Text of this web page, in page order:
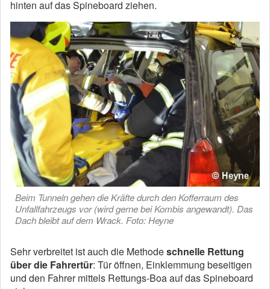
hinten auf das Spineboard ziehen.
Beim Tunneln gehen die Kräfte durch den Kofferraum des
Unfallfahrzeugs vor (wird gerne bei Kombis angewandt). Das
Dach bleibt auf dem Wrack. Foto: Heyne
Sehr verbreitet ist auch die Methodeschnelle Rettung
über die Fahrertür: Tür öffnen, Einklemmung beseitigen
und den Fahrer mittels Rettungs-Boa auf das Spineboard